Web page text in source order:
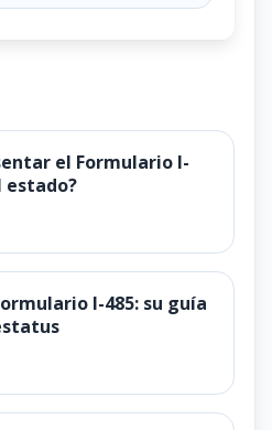
el Formulario I-
estado?
I-485: su guía